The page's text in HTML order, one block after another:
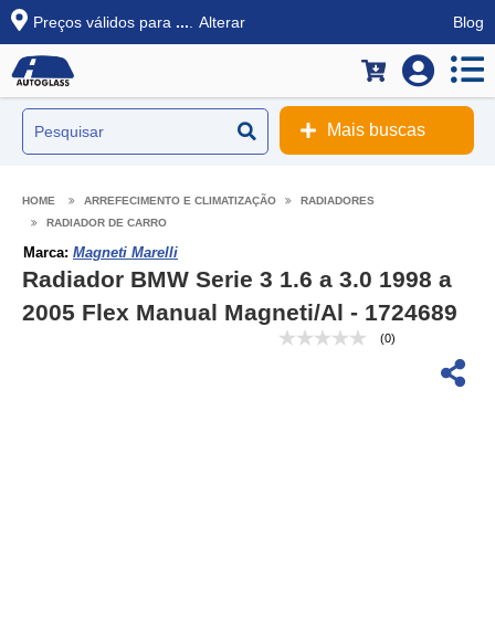
Preços válidos para ... Alterar Blog
Mais buscas
ARREFECIMENTO E CLIMATIZAÇÃO
RADIADORES
RADIADOR DE CARRO
Marca: Magneti Marelli
Radiador BMW Serie 3 1.6 a 3.0 1998 a
2005 Flex Manual Magneti/Al - 1724689
(0)